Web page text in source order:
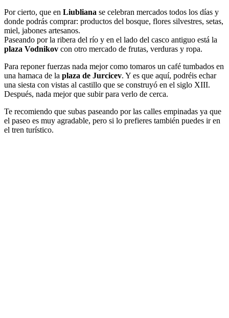
Por cierto, que en Liubliana se celebran mercados todos los días y
donde podrás comprar: productos del bosque, flores silvestres, setas,
miel, jabones artesanos.
Paseando por la ribera del río y en el lado del casco antiguo está la
plaza Vodnikov con otro mercado de frutas, verduras y ropa.
Para reponer fuerzas nada mejor como tomaros un café tumbados en
una hamaca de la plaza de Jurcicev. Y es que aquí, podréis echar
una siesta con vistas al castillo que se construyó en el siglo XIII.
Después, nada mejor que subir para verlo de cerca.
Te recomiendo que subas paseando por las calles empinadas ya que
el paseo es muy agradable, pero si lo prefieres también puedes ir en
el tren turístico.